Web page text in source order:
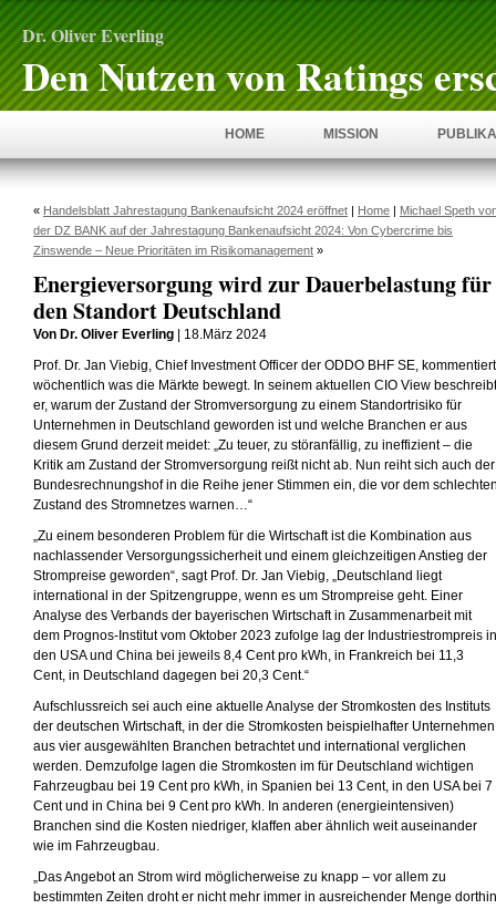
Dr. Oliver Everling
Den Nutzen von Ratings
HOME MISSION
« Handelsblatt Jahrestagung Bankenaufsicht 2024 eröffnet | Home | Michael Speth
der DZ BANK auf der Jahrestagung Bankenaufsicht 2024: Von Cybercrime bis
Zinswende – Neue Prioritäten im Risikomanagement »
Energieversorgung wird zur Dauerbelastung für
den Standort Deutschland
Von Dr. Oliver Everling | 18.März 2024
Prof. Dr. Jan Viebig, Chief Investment Officer der ODDO BHF SE, kommentiert
wöchentlich was die Märkte bewegt. In seinem aktuellen CIO View beschreibt
er, warum der Zustand der Stromversorgung zu einem Standortrisiko für
Unternehmen in Deutschland geworden ist und welche Branchen er aus
diesem Grund derzeit meidet: „Zu teuer, zu störanfällig, zu ineffizient – die
Kritik am Zustand der Stromversorgung reißt nicht ab. Nun reiht sich auch der
Bundesrechnungshof in die Reihe jener Stimmen ein, die vor dem
Zustand des Stromnetzes warnen…“
„Zu einem besonderen Problem für die Wirtschaft ist die Kombination aus
nachlassender Versorgungssicherheit und einem gleichzeitigen Anstieg der
Strompreise geworden“, sagt Prof. Dr. Jan Viebig, „Deutschland liegt
international in der Spitzengruppe, wenn es um Strompreise geht. Einer
Analyse des Verbands der bayerischen Wirtschaft in Zusammenarbeit mit
dem Prognos-Institut vom Oktober 2023 zufolge lag der Industriestrompreis in
den USA und China bei jeweils 8,4 Cent pro kWh, in Frankreich bei 11,3
Cent, in Deutschland dagegen bei 20,3 Cent.“
Aufschlussreich sei auch eine aktuelle Analyse der Stromkosten des Instituts
der deutschen Wirtschaft, in der die Stromkosten beispielhafter Unternehmen
aus vier ausgewählten Branchen betrachtet und international verglichen
werden. Demzufolge lagen die Stromkosten im für Deutschland wichtigen
Fahrzeugbau bei 19 Cent pro kWh, in Spanien bei 13 Cent, in den USA bei 7
Cent und in China bei 9 Cent pro kWh. In anderen (energieintensiven)
Branchen sind die Kosten niedriger, klaffen aber ähnlich weit auseinander
wie im Fahrzeugbau.
„Das Angebot an Strom wird möglicherweise zu knapp – vor allem zu
bestimmten Zeiten droht er nicht mehr immer in ausreichender Menge dorthin